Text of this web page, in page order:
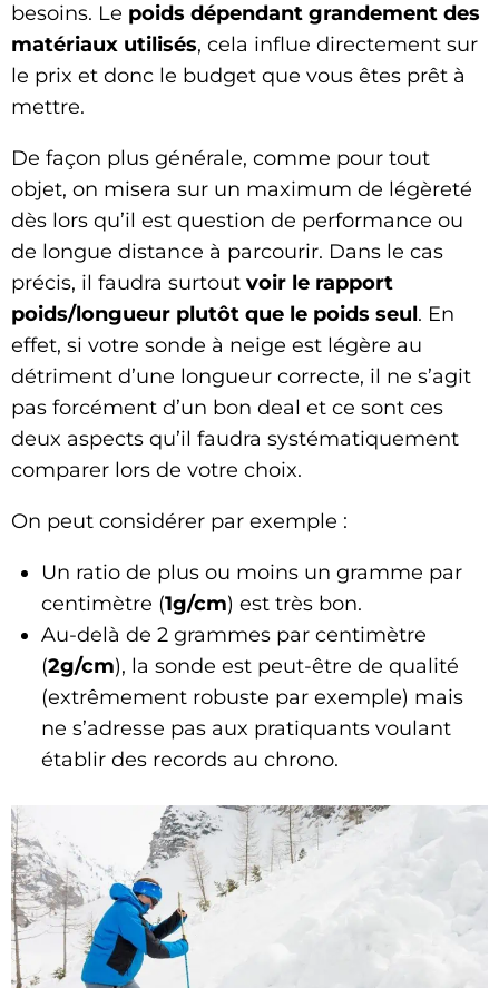
besoins. Le poids dépendant grandement des
matériaux utilisés, cela influe directement sur
le prix et donc le budget que vous êtes prêt à
mettre.
De façon plus générale, comme pour tout
objet, on misera sur un maximum de légèreté
dès lors qu’il est question de performance ou
de longue distance à parcourir. Dans le cas
précis, il faudra surtout voir le rapport
poids/longueur plutôt que le poids seul. En
effet, si votre sonde à neige est légère au
détriment d’une longueur correcte, il ne s’agit
pas forcément d’un bon deal et ce sont ces
deux aspects qu’il faudra systématiquement
comparer lors de votre choix.
On peut considérer par exemple :
Un ratio de plus ou moins un gramme par
centimètre (1g/cm) est très bon.
Au-delà de 2 grammes par centimètre
(2g/cm), la sonde est peut-être de qualité
(extrêmement robuste par exemple) mais
ne s’adresse pas aux pratiquants voulant
établir des records au chrono.